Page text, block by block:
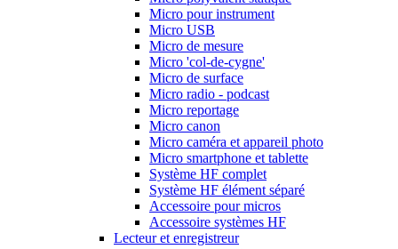
Micro pour instrument
Micro USB
Micro de mesure
Micro 'col-de-cygne'
Micro de surface
Micro radio - podcast
Micro reportage
Micro canon
Micro caméra et appareil photo
Micro smartphone et tablette
Système HF complet
Système HF élément séparé
Accessoire pour micros
Accessoire systèmes HF
Lecteur et enregistreur